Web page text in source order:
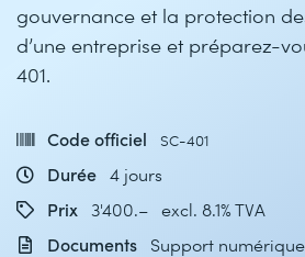
gouvernance et la protection
d’une entreprise et préparez-
401.
Code officiel SC-401
Durée 4 jours
Prix
3'400.– excl. 8.1% TVA
Documents
Support